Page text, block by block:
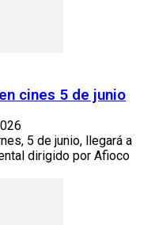
cines 5 de junio
5 de junio, llegará a
dirigido por Afioco